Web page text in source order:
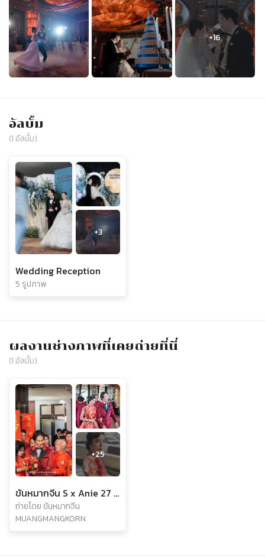
อัลบั้ม
(1 อัลบั้ม)
+3
Wedding Reception
5 รูปภาพ
ผลงานช่างภาพที่เคยถ่ายที่นี่
(1 อัลบั้ม)
+25
ขันหมากจีน S x Anie 27 January 2020
ถ่ายโดย ขันหมากจีน
MUANGMANGKORN